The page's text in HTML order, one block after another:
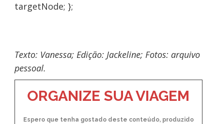
targetNode; };
Texto: Vanessa; Edição: Jackeline; Fotos: arquivo
pessoal.
ORGANIZE SUA VIAGEM
Espero que tenha gostado deste conteúdo, produzido